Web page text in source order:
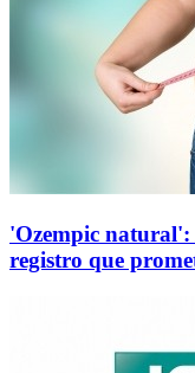
'Ozempic
registro que